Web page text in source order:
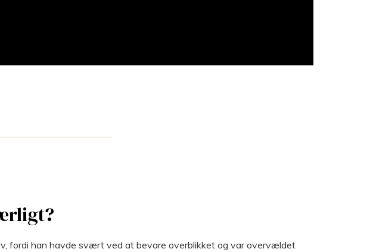
fordi han havde svært ved at bevare overblikket og var overvældet